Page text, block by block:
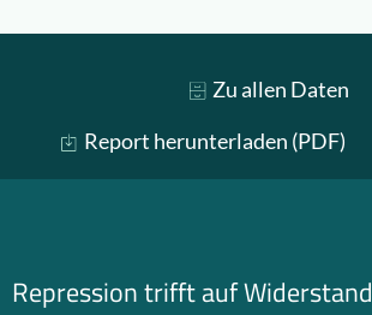
Zu allen Daten
Report herunterladen (PDF)
Repression trifft auf Widerstand